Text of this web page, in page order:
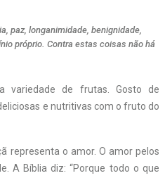
paz, longanimidade, benignidade,
próprio. Contra estas coisas não há
variedade de frutas. Gosto de
e nutritivas com o fruto do
representa o amor. O amor pelos
A Bíblia diz: “Porque todo o que